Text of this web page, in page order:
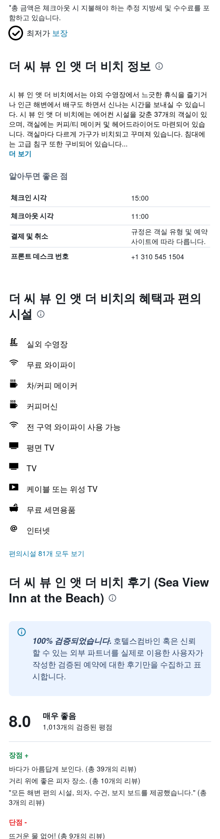
*총 금액은 체크아웃 시 지불해야 하는 추정 지방세 및 수수료를 포
함하고 있습니다.
최저가 보장
더 씨 뷰 인 앳 더 비치 정보
시 뷰 인 앳 더 비치에서는 야외 수영장에서 느긋한 휴식을 즐기거
나 인근 해변에서 배구도 하면서 신나는 시간을 보내실 수 있습니
다. 시 뷰 인 앳 더 비치에는 에어컨 시설을 갖춘 37개의 객실이 있
으며, 객실에는 커피/티 메이커 및 헤어드라이어도 마련되어 있습
니다. 객실마다 다르게 가구가 비치되고 꾸며져 있습니다. 침대에
는 고급 침구 또한 구비되어 있습니다...
더 보기
알아두면 좋은 점
체크인 시각 15:00
체크아웃 시각 11:00
결제 및 취소
규정은 객실 유형 및 예약
사이트에 따라 다릅니다.
프론트 데스크 번호 +1 310 545 1504
더 씨 뷰 인 앳 더 비치의 혜택​과 편의
시설
실외 수영장
무료 와이파이
차/커피 메이커
커피머신
전 구역 와이파이 사용 가능
평면 TV
TV
케이블 또는 위성 TV
무료 세면용품
인터넷
편의시설 81개 모두 보기
더 씨 뷰 인 앳 더 비치 후기 (Sea View
Inn at the Beach)
100% 검증되었습니다. 호텔스컴바인 혹은 신뢰
할 수 있는 외부 파트너를 실제로 이용한 사용자가
작성한 검증된 예약에 대한 후기만을 수집하고 표
시합니다.
8.0 매우 좋음
1,013개의 검증된 평점
장점 +
바다가 아름답게 보인다. (총 39개의 리뷰)
거리 위에 좋은 피자 장소. (총 10개의 리뷰)
"모든 해변 편의 시설, 의자, 수건, 보지 보드를 제공했습니다." (총
3개의 리뷰)
단점 -
뜨거운 물 없어! (총 9개의 리뷰)